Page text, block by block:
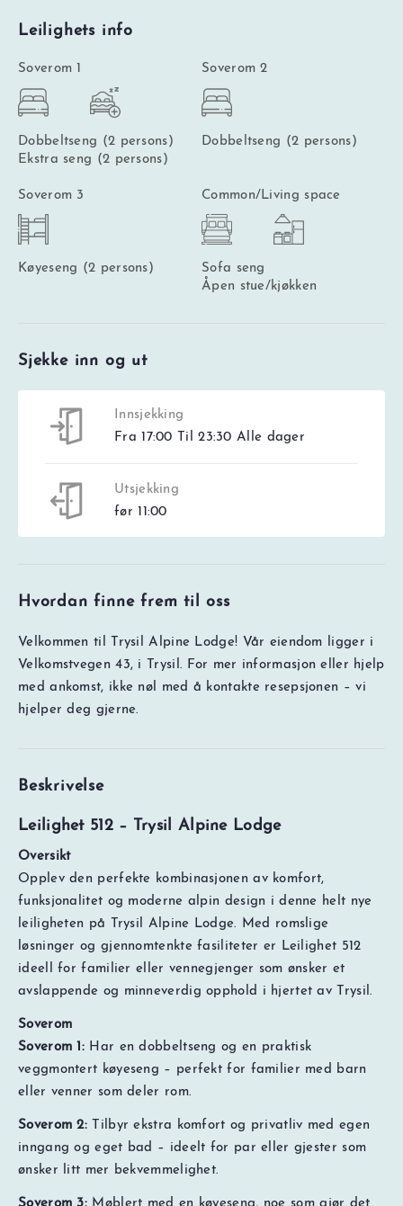
Leilighets info
Soverom 1
Dobbeltseng (2 persons)
Ekstra seng (2 persons)
Soverom 2
Dobbeltseng (2 persons)
Soverom 3
Køyeseng (2 persons)
Common/Living space
Sofa seng
Åpen stue/kjøkken
Sjekke inn og ut
Innsjekking
Fra 17:00 Til 23:30 Alle dager
Utsjekking
før 11:00
Hvordan finne frem til oss
Velkommen til Trysil Alpine Lodge! Vår eiendom ligger i
Velkomstvegen 43, i Trysil. For mer informasjon eller hjelp
med ankomst, ikke nøl med å kontakte resepsjonen – vi
hjelper deg gjerne.
Beskrivelse
Leilighet 512 – Trysil Alpine Lodge
Oversikt
Opplev den perfekte kombinasjonen av komfort,
funksjonalitet og moderne alpin design i denne helt nye
leiligheten på Trysil Alpine Lodge. Med romslige
løsninger og gjennomtenkte fasiliteter er Leilighet 512
ideell for familier eller vennegjenger som ønsker et
avslappende og minneverdig opphold i hjertet av Trysil.
Soverom
Soverom 1: Har en dobbeltseng og en praktisk
veggmontert køyeseng – perfekt for familier med barn
eller venner som deler rom.
Soverom 2: Tilbyr ekstra komfort og privatliv med egen
inngang og eget bad – ideelt for par eller gjester som
ønsker litt mer bekvemmelighet.